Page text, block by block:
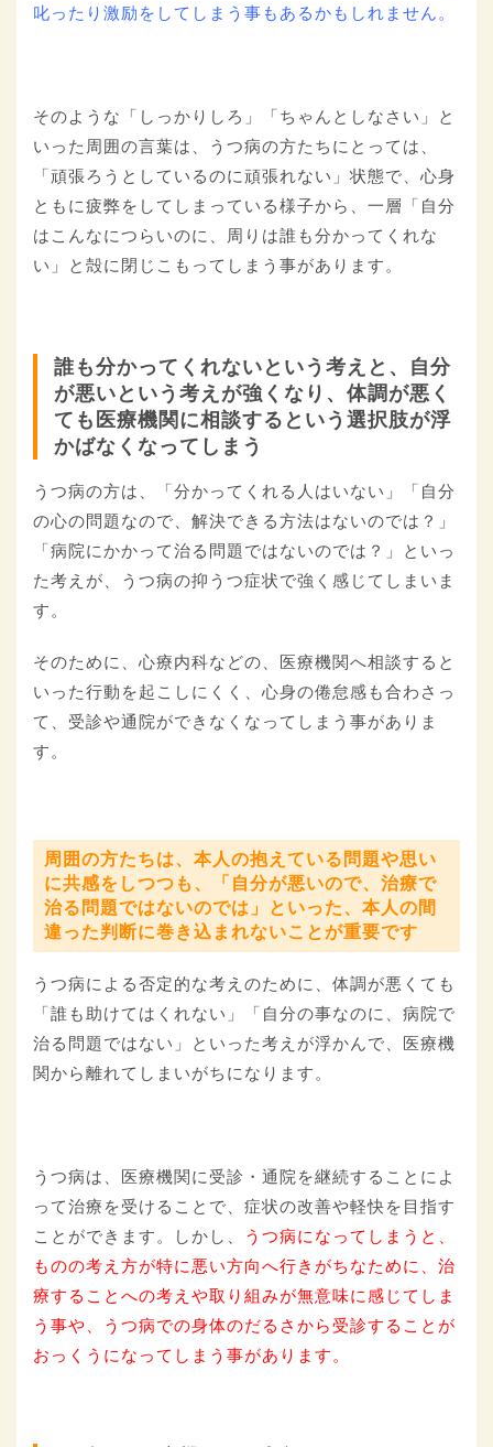
叱ったり激励をしてしまう事もあるかもしれません。
そのような「しっかりしろ」「ちゃんとしなさい」と
いった周囲の言葉は、うつ病の方たちにとっては、
「頑張ろうとしているのに頑張れない」状態で、心身
ともに疲弊をしてしまっている様子から、一層「自分
はこんなにつらいのに、周りは誰も分かってくれな
い」と殻に閉じこもってしまう事があります。
誰も分かってくれないという考えと、自分
が悪いという考えが強くなり、体調が悪く
ても医療機関に相談するという選択肢が浮
かばなくなってしまう
うつ病の方は、「分かってくれる人はいない」「自分
の心の問題なので、解決できる方法はないのでは？」
「病院にかかって治る問題ではないのでは？」といっ
た考えが、うつ病の抑うつ症状で強く感じてしまいま
す。
そのために、心療内科などの、医療機関へ相談すると
いった行動を起こしにくく、心身の倦怠感も合わさっ
て、受診や通院ができなくなってしまう事がありま
す。
周囲の方たちは、本人の抱えている問題や思い
に共感をしつつも、「自分が悪いので、治療で
治る問題ではないのでは」といった、本人の間
違った判断に巻き込まれないことが重要です
うつ病による否定的な考えのために、体調が悪くても
「誰も助けてはくれない」「自分の事なのに、病院で
治る問題ではない」といった考えが浮かんで、医療機
関から離れてしまいがちになります。
うつ病は、医療機関に受診・通院を継続することによ
って治療を受けることで、症状の改善や軽快を目指す
ことができます。しかし、
うつ病になってしまうと、
ものの考え方が特に悪い方向へ行きがちなために、治
療することへの考えや取り組みが無意味に感じてしま
う事や、うつ病での身体のだるさから受診することが
おっくうになってしまう事があります。